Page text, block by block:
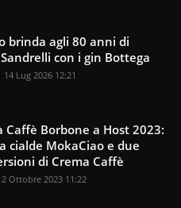
brinda agli 80 anni di
con i gin Bottega
14 Lug 2026 12:21
Caffè Borbone a Host 2023:
cialde MokaCiao e due
di Crema Caffè
Ottobre 2023 11:22